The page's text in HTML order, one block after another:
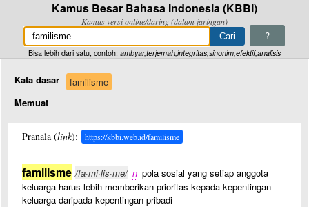
Kamus Besar Bahasa Indonesia (KBBI)
Kamus versi online/daring (dalam jaringan)
?
Bisa lebih dari satu, contoh: ambyar,terjemah,integritas,sinonim,efektif,analisis
Kata dasar
familisme
Memuat
Pranala (link): https://kbbi.web.id/familisme
familisme /fa·mi·lis·me/ n pola sosial yang setiap anggota
keluarga harus lebih memberikan prioritas kepada kepentingan
keluarga daripada kepentingan pribadi